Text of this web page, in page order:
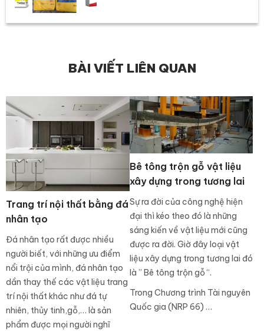
BÀI VIẾT LIÊN QUAN
Trang trí nội thất bằng đá
nhân tạo
Đá nhân tạo rất được nhiều
người biết, với những ưu điểm
nổi trội của mình, đá nhân tạo
dần thay thế các vật liệu trang
trí nội thất khác như đá tự
nhiên, thủy tinh,gỗ,… là sản
phẩm được mọi người nghĩ
Bê tông trộn gỗ vật liệu
xây dựng trong tương lai
Sự ra đời của công nghệ hiện
đại thì kéo theo đó là những
sáng kiến về vật liệu mới cũng
được ra đời. Giờ đây loại vật
liệu xây dựng trong tương lai đó
là ” Bê tông trộn gỗ “.
Trong Chương trình Tài nguyên
Quốc gia (NRP 66) …